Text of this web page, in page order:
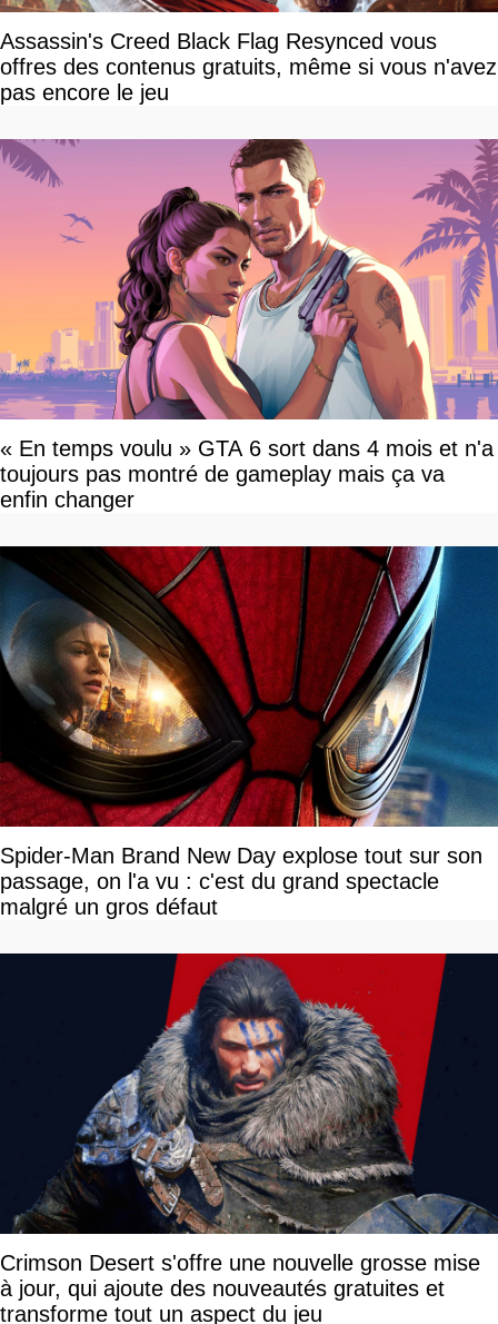
Assassin's Creed Black Flag Resynced vous
offres des contenus gratuits, même si vous n'avez
pas encore le jeu
« En temps voulu » GTA 6 sort dans 4 mois et n'a
toujours pas montré de gameplay mais ça va
enfin changer
Spider-Man Brand New Day explose tout sur son
passage, on l'a vu : c'est du grand spectacle
malgré un gros défaut
Crimson Desert s'offre une nouvelle grosse mise
à jour, qui ajoute des nouveautés gratuites et
transforme tout un aspect du jeu